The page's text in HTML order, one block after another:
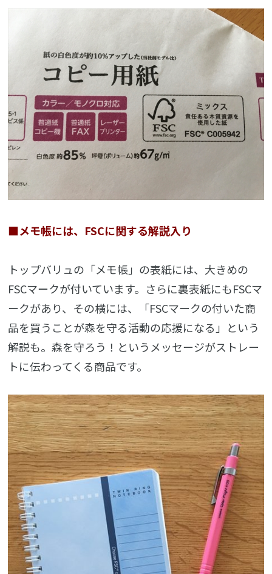
■メモ帳には、FSCに関する解説入り
トップバリュの「メモ帳」の表紙には、大きめの
FSCマークが付いています。さらに裏表紙にもFSCマ
ークがあり、その横には、「FSCマークの付いた商
品を買うことが森を守る活動の応援になる」という
解説も。森を守ろう！というメッセージがストレー
トに伝わってくる商品です。